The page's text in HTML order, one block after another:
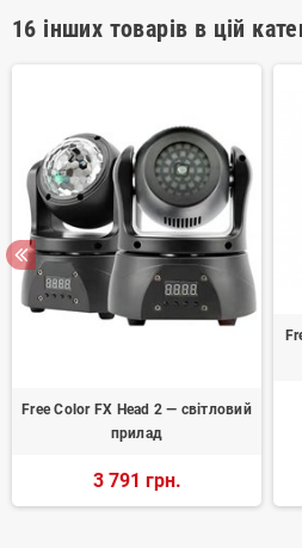
16 інших товарів в цій
Free Color FX Head 2 — світловий
прилад
3 791 грн.